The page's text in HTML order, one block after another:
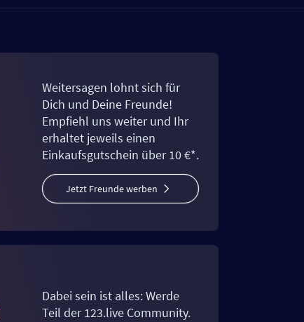
Weitersagen lohnt sich für
Dich und Deine Freunde!
Empfiehl uns weiter und Ihr
erhaltet jeweils einen
Einkaufsgutschein über 10 €*.
Jetzt Freunde werben
Dabei sein ist alles: Werde
Teil der 123.live Community.